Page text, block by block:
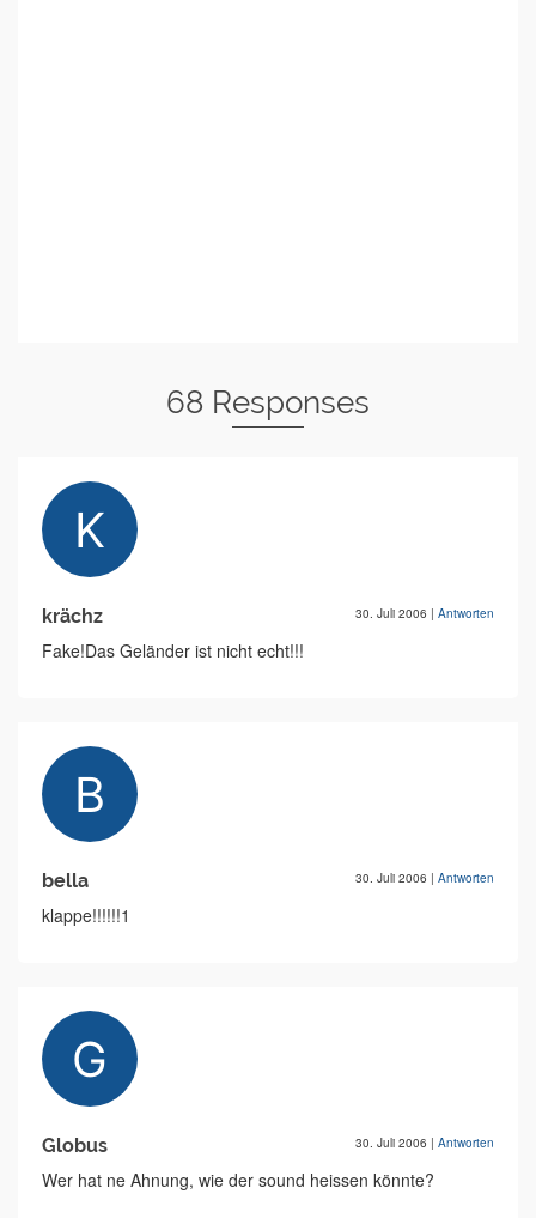
68 Responses
krächz 30. Juli 2006 | Antworten
Fake!Das Geländer ist nicht echt!!!
bella 30. Juli 2006 | Antworten
klappe!!!!!!1
Globus 30. Juli 2006 | Antworten
Wer hat ne Ahnung, wie der sound heissen könnte?